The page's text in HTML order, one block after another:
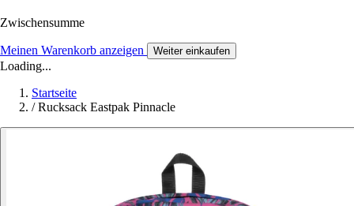
Zwischensumme
Meinen Warenkorb anzeigen Weiter einkaufen
Loading...
Startseite
/ Rucksack Eastpak Pinnacle